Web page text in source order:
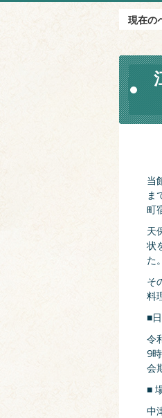
現在の
当
ま
町
天
状
た。
そ
料
■
令
9
会
■
中